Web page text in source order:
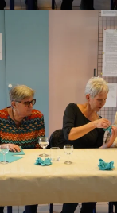
VOIR EN GRAND